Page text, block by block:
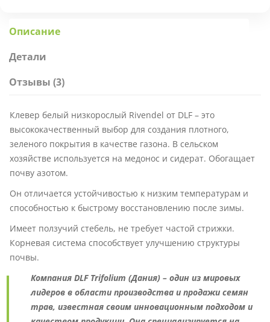
Описание
Детали
Отзывы (3)
Клевер белый низкорослый Rivendel от DLF – это
высококачественный выбор для создания плотного,
зеленого покрытия в качестве газона. В сельском
хозяйстве используется на медонос и сидерат. Обогащает
почву азотом.
Он отличается устойчивостью к низким температурам и
способностью к быстрому восстановлению после зимы.
Имеет ползучий стебель, не требует частой стрижки.
Корневая система способствует улучшению структуры
почвы.
Компания DLF Trifolium (Дания) – один из мировых
лидеров в области производства и продажи семян
трав, известная своим инновационным подходом и